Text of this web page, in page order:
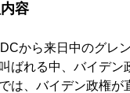
容
から来日中のグレ
ばれる中、バイデ
は、バイデン政権